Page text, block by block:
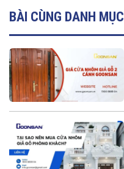
BÀI CÙNG DANH MỤC